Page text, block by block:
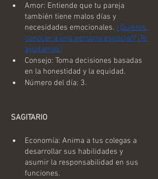
Amor: Entiende que tu pareja
también tiene malos días y
necesidades emocionales. ¿Quieres
conocer a una persona especial? ¡Te
ayudamos!
Consejo: Toma decisiones basadas
en la honestidad y la equidad.
Número del día: 3.
SAGITARIO
Economía: Anima a tus colegas a
desarrollar sus habilidades y
asumir la responsabilidad en sus
funciones.